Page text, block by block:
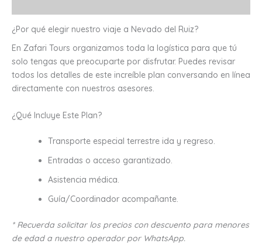
¿Por qué elegir nuestro viaje a Nevado del Ruiz?
En Zafari Tours organizamos toda la logística para que tú
solo tengas que preocuparte por disfrutar. Puedes revisar
todos los detalles de este increíble plan conversando en línea
directamente con nuestros asesores.
¿Qué Incluye Este Plan?
Transporte especial terrestre ida y regreso.
Entradas o acceso garantizado.
Asistencia médica.
Guía/Coordinador acompañante.
* Recuerda solicitar los precios con descuento para menores
de edad a nuestro operador por WhatsApp.